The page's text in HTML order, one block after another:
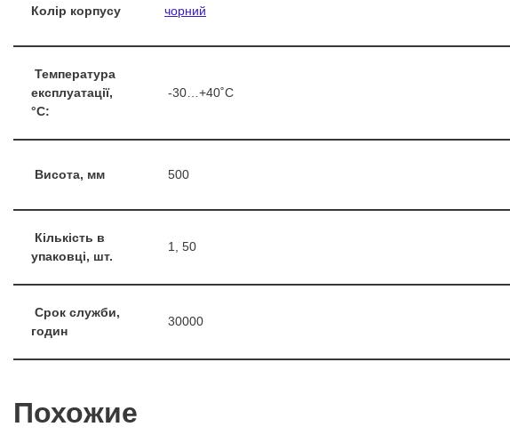
Колір корпусу чорний
Температура
експлуатації,
°С:
-30…+40˚С
Висота, мм 500
Кількість в
упаковці, шт.
1, 50
Срок служби,
годин
30000
Похожие